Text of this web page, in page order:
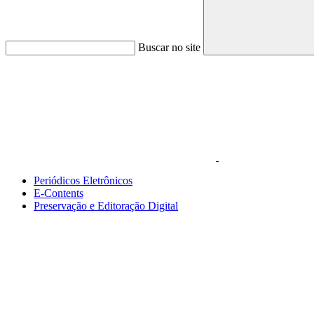
Buscar no site
Periódicos Eletrônicos
E-Contents
Preservação e Editoração Digital